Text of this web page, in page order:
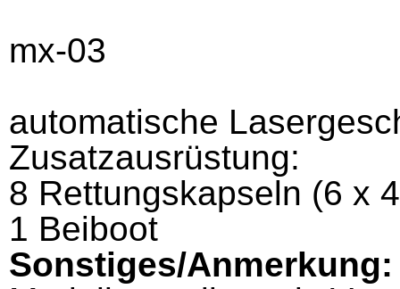
mx-03
automatische
Zusatzausrüstung:
8 Rettungskapseln (6 x
1 Beiboot
Sonstiges/Anmerkung: